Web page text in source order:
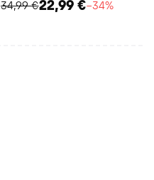
34,99 €22,99 €−34%